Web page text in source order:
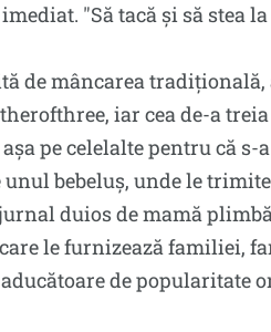
imediat. ″Să tacă și să stea
de mâncarea
iar cea de-a
pe celelalte pentru că s-
bebeluș, unde le
duios de mamă
le furnizează familiei,
de popularitate